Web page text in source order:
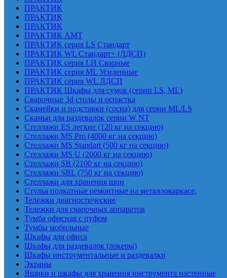
ПРАКТИК
ПРАКТИК
ПРАКТИК
ПРАКТИК AMT
ПРАКТИК cерия LS Стандарт
ПРАКТИК WL Стандарт+ (ЛДСП)
ПРАКТИК серия LH Сварные
ПРАКТИК серия ML Усиленные
ПРАКТИК серия WL ЛДСП
ПРАКТИК Шкафы для сумок (серии LS, ML)
Сварочные 3d столы и оснастка
Скамейки и подставки (сосна) для серии ML/LS
Скамьи для раздевалок серии W NT
Стеллажи ES легкие (120 кг на секцию)
Стеллажи MS Pro (4000 кг на секцию)
Стеллажи MS Standart (500 кг на секцию)
Стеллажи MS U (2000 кг на секцию)
Стеллажи SB (2100 кг на секцию)
Стеллажи SBL (750 кг на секцию)
Стеллажи для хранения шин
Стулья подкатные ремонтные на металлокаркасе.
Тележки диагностические
Тележки для сварочных аппаратов
Тумба офисная с пуфом
Тумбы мобильные
Шкафы для офиса
Шкафы для раздевалок (локеры)
Шкафы инструментальные и раздевалки
Экраны
Ящики и шкафы для хранения инструмента настенные